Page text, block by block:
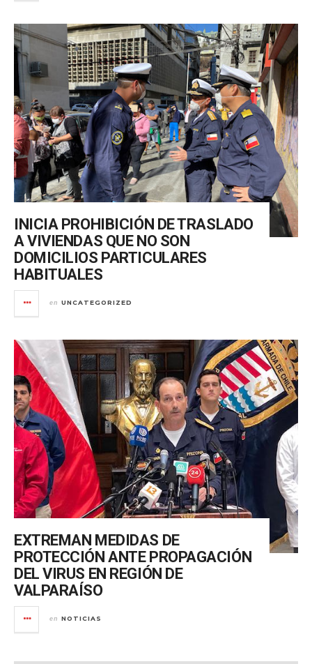
INICIA PROHIBICIÓN DE TRASLADO
A VIVIENDAS QUE NO SON
DOMICILIOS PARTICULARES
HABITUALES
en UNCATEGORIZED
EXTREMAN MEDIDAS DE
PROTECCIÓN ANTE PROPAGACIÓN
DEL VIRUS EN REGIÓN DE
VALPARAÍSO
en NOTICIAS